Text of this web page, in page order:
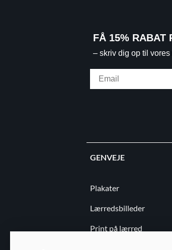
FÅ 15% RABAT
– skriv dig op til
GENVEJE
Plakater
Lærredsbilleder
Print på lærred